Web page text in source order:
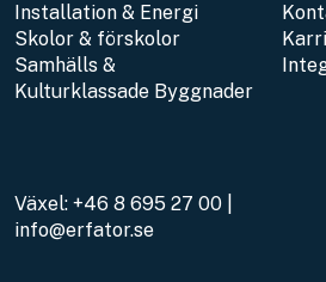
Installation & Energi
Skolor & förskolor
Samhälls &
Kulturklassade Byggnader
Växel: +46 8 695 27 00
info@erfator.se